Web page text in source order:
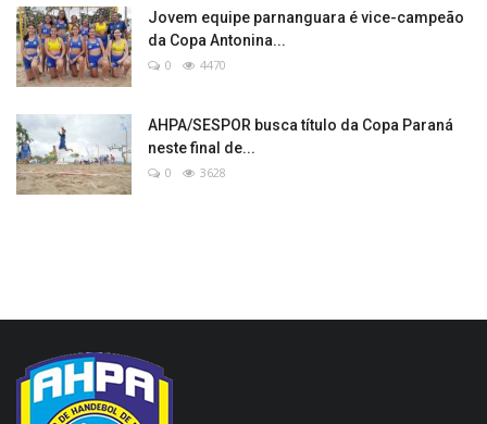
Jovem equipe parnanguara é vice-campeão
da Copa Antonina...
0 4470
AHPA/SESPOR busca título da Copa Paraná
neste final de...
0 3628